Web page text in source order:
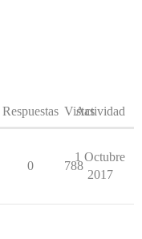
Respuestas Vistas
Actividad
0 788
1 Octubre
2017